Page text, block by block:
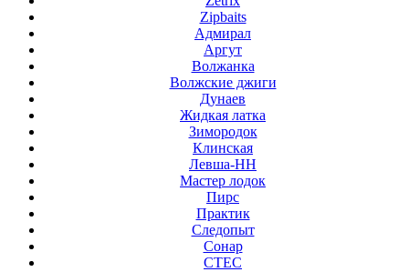
Zipbaits
Адмирал
Аргут
Волжанка
Волжские джиги
Дунаев
Жидкая латка
Зимородок
Клинская
Левша-НН
Мастер лодок
Пирс
Практик
Следопыт
Сонар
СТЕС